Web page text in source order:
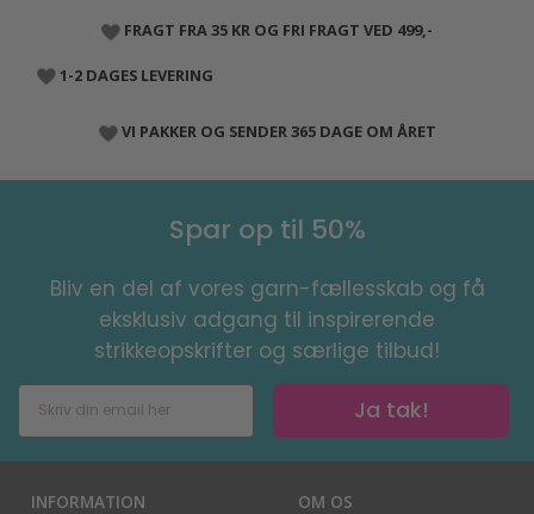
FRAGT FRA 35 KR OG FRI FRAGT VED 499,-
1-2 DAGES LEVERING
VI PAKKER OG SENDER 365 DAGE OM ÅRET
Spar op til 50%
Bliv en del af vores garn-fællesskab og få
eksklusiv adgang til inspirerende
strikkeopskrifter og særlige tilbud!
Ja tak!
INFORMATION OM OS